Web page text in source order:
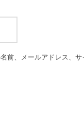
前、メールアドレス、サ